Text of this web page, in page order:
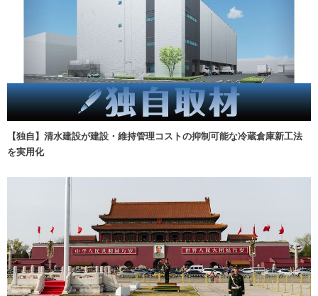
【独自】清水建設が建設・維持管理コストの抑制可能な冷蔵倉庫新工法
を実用化